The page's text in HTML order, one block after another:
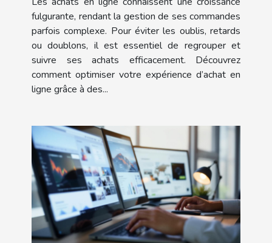
fulgurante, rendant la gestion de ses commandes
parfois complexe. Pour éviter les oublis, retards
ou doublons, il est essentiel de regrouper et
suivre ses achats efficacement. Découvrez
comment optimiser votre expérience d’achat en
ligne grâce à des...